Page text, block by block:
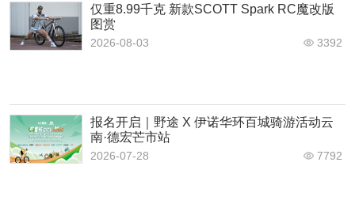
仅重8.99千克 新款SCOTT Spark RC魔改版
图赏
2026-08-03 3392
报名开启｜野途 X 伊诺华环百城骑游活动云
南·德宏芒市站
2026-07-28 7792